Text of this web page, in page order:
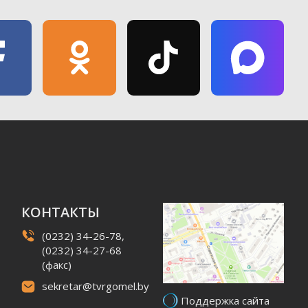
КОНТАКТЫ
(0232) 34-26-78,
(0232) 34-27-68
(факс)
sekretar@tvrgomel.by
Поддержка сайта